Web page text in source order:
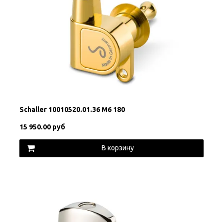
Schaller 10010520.01.36 M6 180
15 950.00 руб
В корзину